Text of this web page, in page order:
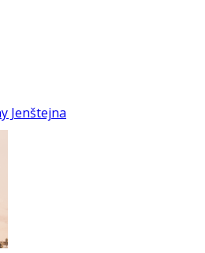
Jenštejna